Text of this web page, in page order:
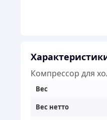
Компрессор для
Вес
Вес нетто